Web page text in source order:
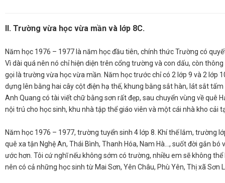
II. Trường vừa học vừa mần và lớp 8C.
​Năm học 1976 – 1977 là năm học đầu tiên, chính thức Trường có
Vì dài quá nên nó chỉ hiện diện trên cổng trường và con dấu, còn
gọi là trường vừa học vừa mần. Năm học trước chỉ có 2 lớp 9 và 2 lớp
dựng lên bằng hai cây cột điện hạ thế, khung bằng sắt hàn, lát sắt
Anh Quang có tài viết chữ bằng sơn rất đẹp, sau chuyển vùng về quê
nội trú cho học sinh, khu nhà tập thể giáo viên và một cái nhà kho
Năm học 1976 – 1977, trường tuyển sinh 4 lớp 8. Khí thế lắm, trường
quê xa tận Nghệ An, Thái Bình, Thanh Hóa, Nam Hà…, suốt đời gắn
ước hơn. Tôi cứ nghĩ nếu không sớm có trường, nhiều em sẽ không
nên có cả những học sinh từ Mai Sơn, Yên Châu, Phù Yên, Thị xã Sơn